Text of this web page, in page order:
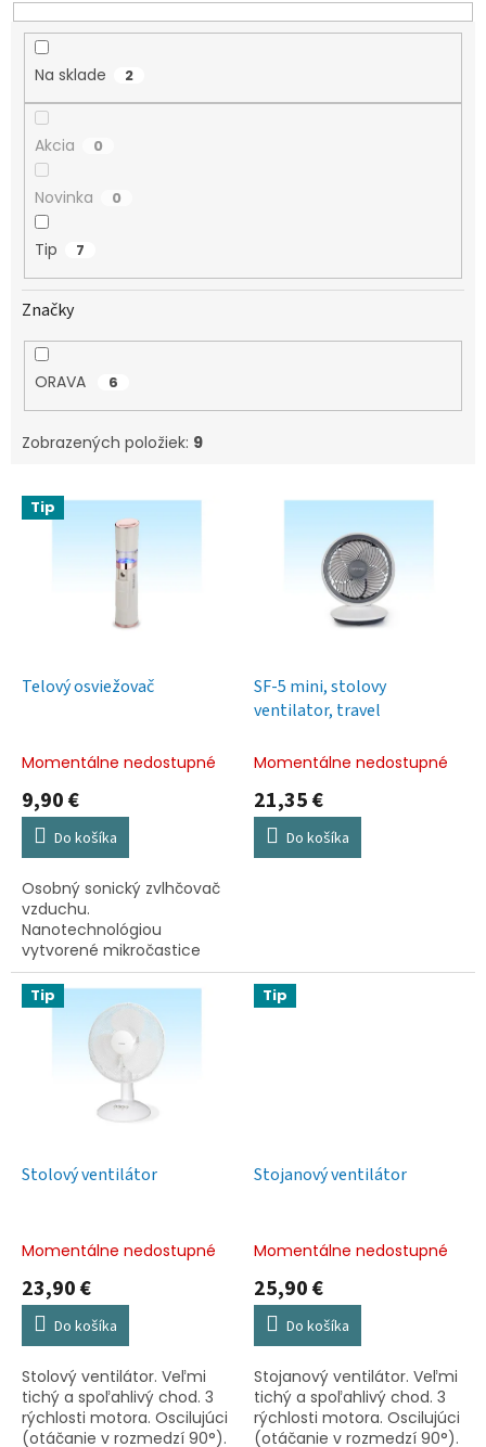
d
Na sklade 2
Akcia 0
Novinka 0
Tip 7
Značky
ORAVA 6
Zobrazených položiek: 9
Tip
Telový osviežovač
Momentálne nedostupné
9,90 €
Do košíka
Osobný sonický zvlhčovač
vzduchu.
Nanotechnológiou
vytvorené mikročastice
studenej hmly. Zvlhčí
vzduch alebo osvieži pleť,
kedykoľvek potrebujete.
Využitie pri cestovaní...
SF-5 mini, stolovy
ventilator, travel
Momentálne nedostupné
21,35 €
Do košíka
Tip
Stolový ventilátor
Momentálne nedostupné
23,90 €
Do košíka
Stolový ventilátor. Veľmi
tichý a spoľahlivý chod. 3
rýchlosti motora. Oscilujúci
(otáčanie v rozmedzí 90°).
Tip
Stojanový ventilátor
Momentálne nedostupné
25,90 €
Do košíka
Stojanový ventilátor. Veľmi
tichý a spoľahlivý chod. 3
rýchlosti motora. Oscilujúci
(otáčanie v rozmedzí 90°).